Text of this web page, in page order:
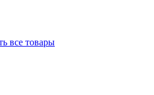
все товары